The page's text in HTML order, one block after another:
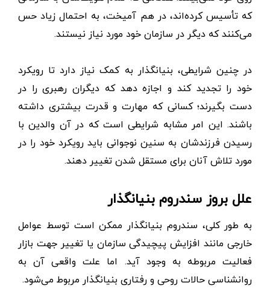
که تأسیس کرده‌اند، در هم آمیخت، به احتمال زیاد حس
می‌کنند که دیگر در سازمان خود مورد نیاز نیستند.
در چنین شرایطی، بنیانگذار به کمک نیاز دارد تا رویکرد
خود را تجدید کند و اجازه دهد که دیگران رهبری را در
دست بگیرند؛ کسانی که مهارت و قدرت بیشتری داشته
باشند. این امر مشابه شرایطی است که در آن والدین با
رسیدن فرزندشان به سنین نوجوانی باید رویکرد خود را در
مورد تلاش آنان برای مستقل شدن تغییر دهند.
علل بروز سندروم بنیانگذار
به طور کلی، سندروم بنیانگذار ممکن است توسط عوامل
خارجی مانند افزایش پیچیدگی سازمان یا تغییر جهت بازار
فعالیت مربوطه به وجود آید. اما علت واقعی آن به
روانشناسی حالات روحی و رفتاری بنیانگذار مربوط می‌شود.